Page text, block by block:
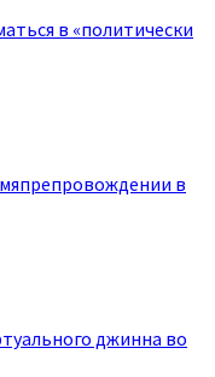
в «политически
в
джинна во